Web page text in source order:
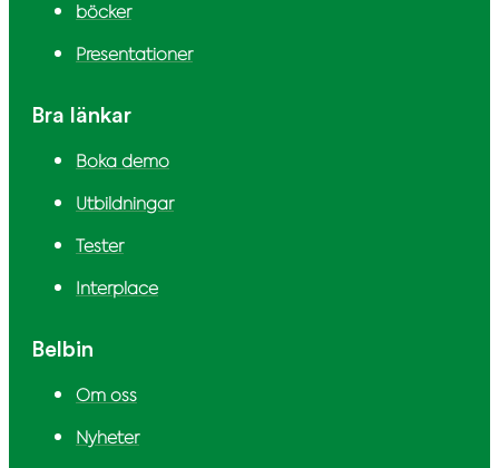
böcker
Presentationer
Bra länkar
Boka demo
Utbildningar
Tester
Interplace
Belbin
Om oss
Nyheter